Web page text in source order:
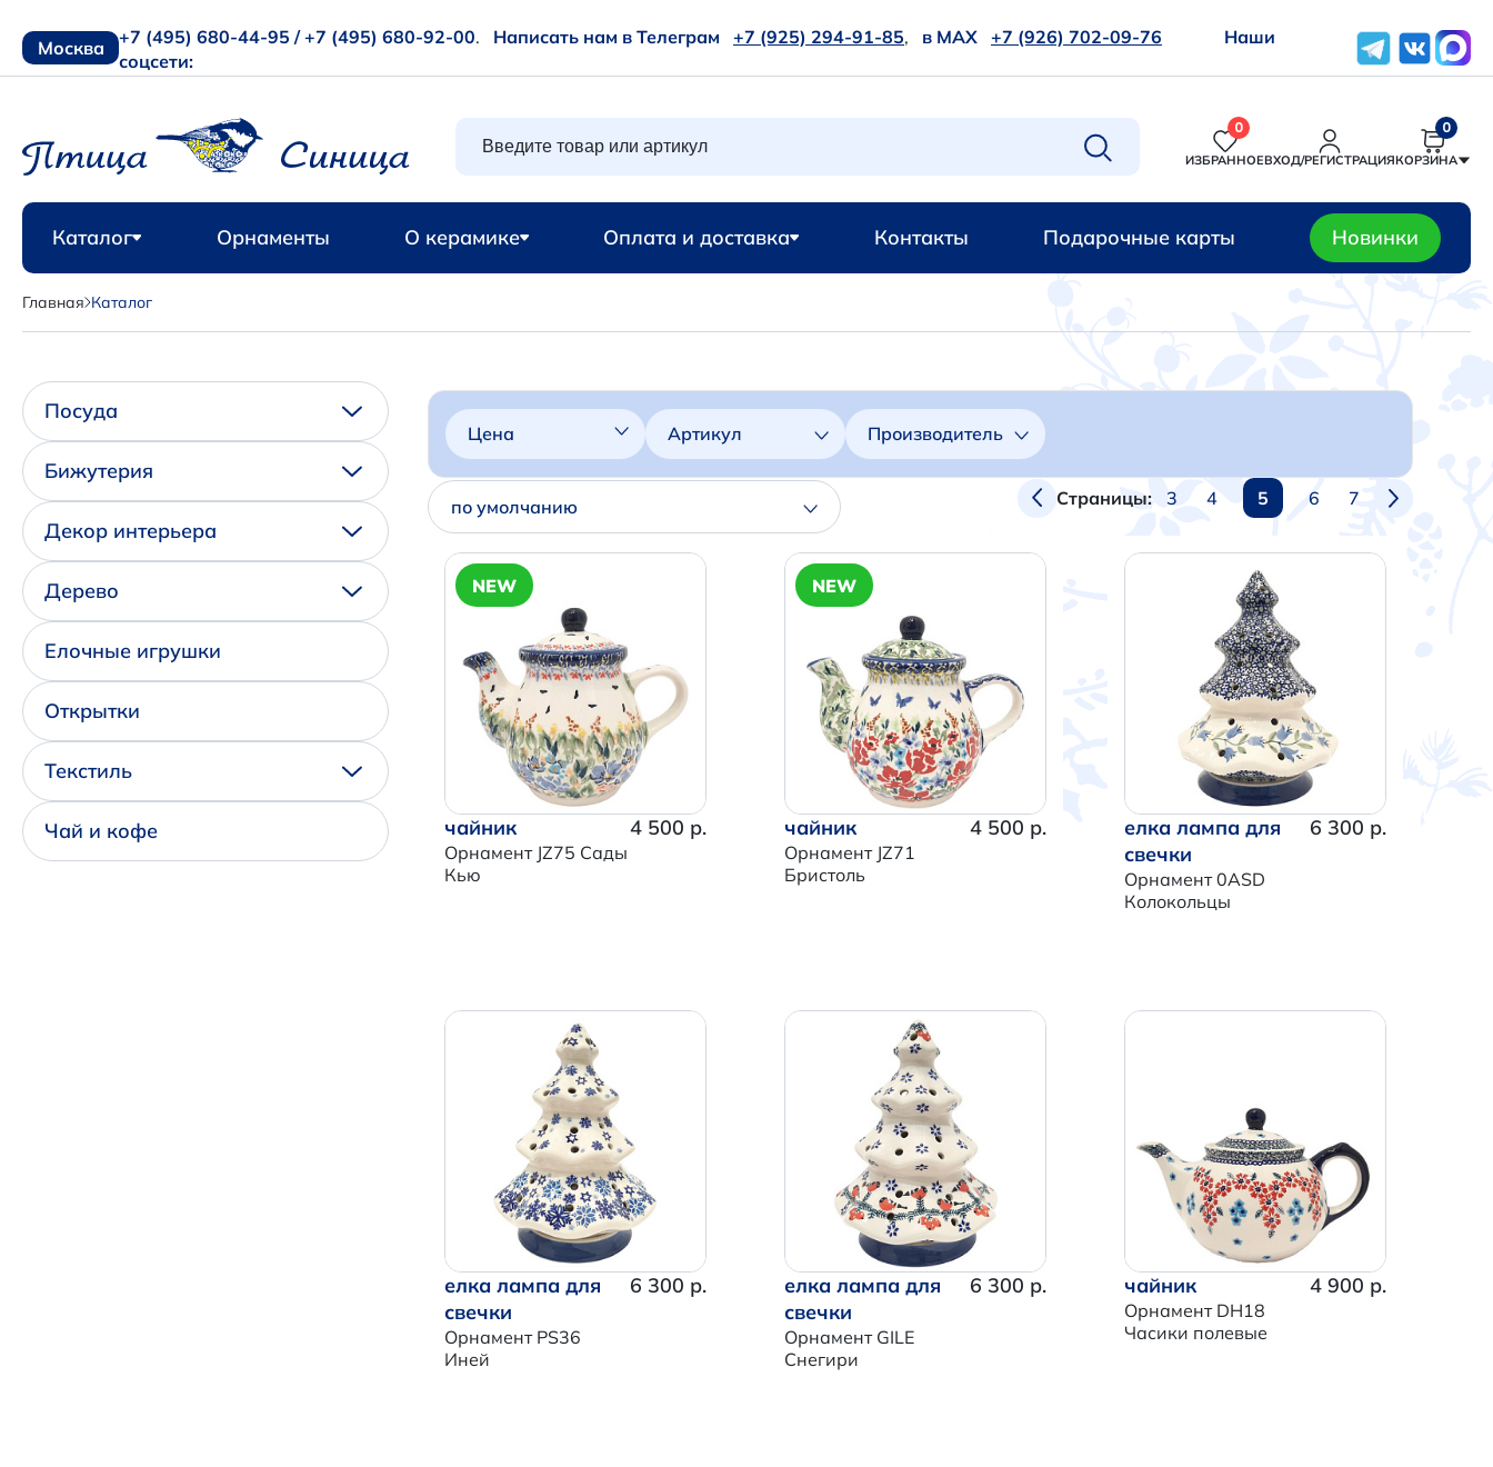
Москва +7 (495) 680-44-95 / +7 (495) 680-92-00. Написать нам в Телеграм +7 (925) 294-91-85, в MAX +7 (926) 702-09-76
Наши
соцсети:
0
ИЗБРАННОЕВХОД/РЕГИСТРАЦИЯ
0
КОРЗИНА
Каталог Орнаменты О керамике Оплата и доставка Контакты Подарочные карты Новинки
Главная Каталог
Посуда
Бижутерия
Декор интерьера
Дерево
Елочные игрушки
Открытки
Текстиль
Чай и кофе
Цена Артикул Производитель
по умолчанию Страницы: 3 4 5 6 7
NEW
чайник
Орнамент JZ75 Сады
Кью
4 500 р.
NEW
чайник
Орнамент JZ71
Бристоль
4 500 р.
елка лампа для
свечки
Орнамент 0ASD
Колокольцы
6 300 р.
елка лампа для
свечки
Орнамент PS36
Иней
6 300 р.
елка лампа для
свечки
Орнамент GILE
Снегири
6 300 р. чайник
Орнамент DH18
Часики полевые
4 900 р.